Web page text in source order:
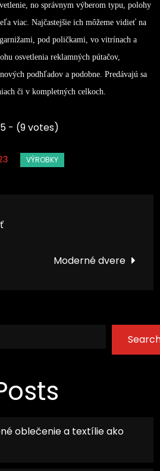
no správnym výberom typu, polohy
viac. Najčastejšie ich môžeme vidieť na
pod poličkami, vo vitrínach a
osvetlenia reklamných pútačov,
podhľadov a podobne. Predávajú sa
či v kompletných celkoch.
- (9 votes)
Moderné dvere
oblečenie a textílie ako